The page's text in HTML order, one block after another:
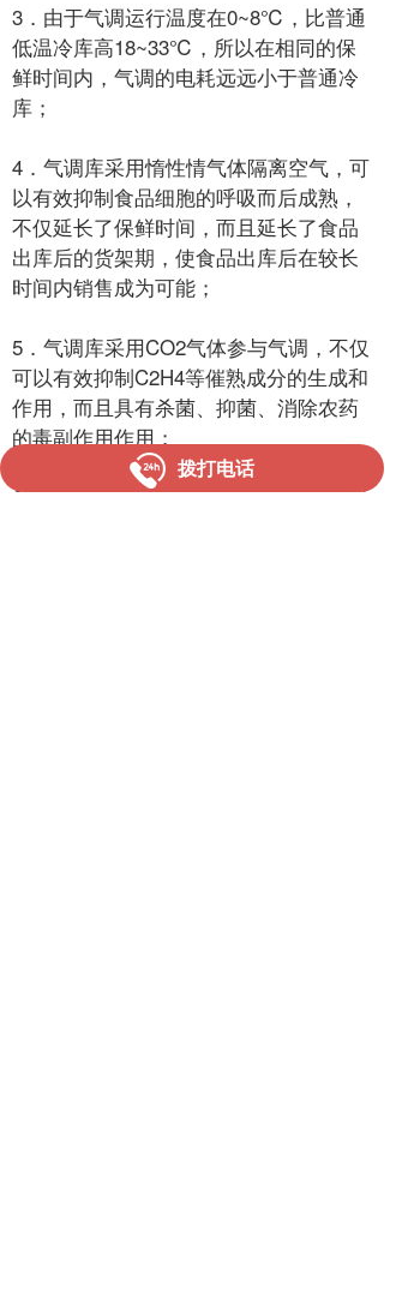
3．由于气调运行温度在0~8℃，比普通
低温冷库高18~33℃，所以在相同的保
鲜时间内，气调的电耗远远小于普通冷
库；
4．气调库采用惰性情气体隔离空气 ，可
以有效抑制食品细胞的呼吸而后成熟，
不仅延长了保鲜时间，而且延长了食品
出库后的货架期 ，使食品出库后在较长
时间内销售成为可能；
5．气调库采用CO2气体参与气调，不仅
可以有效抑制C2H4等催熟成分的生成和
作用，而且具有杀菌、抑菌、消除农药
的毒副作用作用；
6．由于气调采用了加湿系统，不仅可以
拨打电话